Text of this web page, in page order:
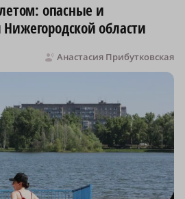
опасные и
области
Анастасия Прибутковская